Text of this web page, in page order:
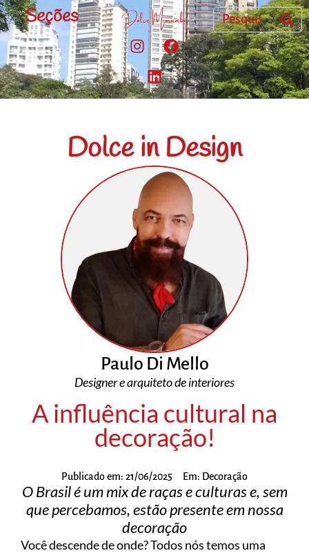
Seções
Dolce in Design
Paulo Di Mello
Designer e arquiteto de interiores
A influência cultural na
decoração!
Publicado em: 21/06/2025 Em: Decoração
O Brasil é um mix de raças e culturas e, sem
que percebamos, estão presente em nossa
decoração
Você descende de onde? Todos nós temos uma